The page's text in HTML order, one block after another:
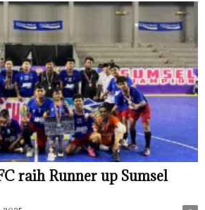
raih Runner up Sumsel